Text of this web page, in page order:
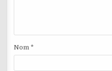
Nom *